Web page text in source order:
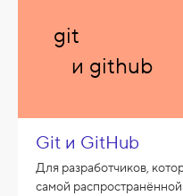
git
и github
Git и GitHub
Для разработчиков,
самой